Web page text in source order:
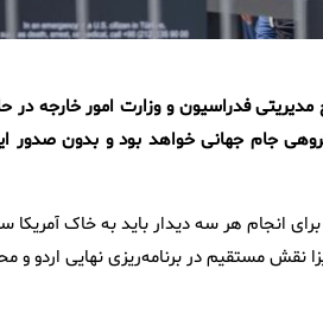
فدراسیون و وزارت امور خارجه در
جام جهانی خواهد بود و بدون صدور
انجام هر سه دیدار باید به خاک آمریکا
خواهد شد و تعیین تکلیف ویزا نقش مستقیم در برنامه‌ریزی نهایی اردو